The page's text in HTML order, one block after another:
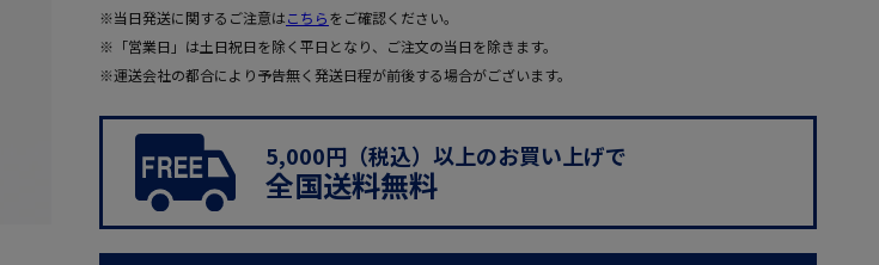
※当日発送に関するご注意はこちらをご確認ください。
※「営業日」は土日祝日を除く平日となり、ご注文の当日を除きます。
※運送会社の都合により予告無く発送日程が前後する場合がございます。
5,000円（税込）以上のお買い上げで
全国送料無料